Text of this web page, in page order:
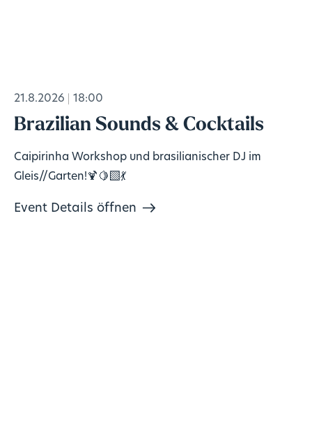
21.8.2026 18:00
Brazilian Sounds & Cocktails
Caipirinha Workshop und brasilianischer DJ im
Gleis//Garten!🍹🍋‍🟩💃
Event Details öffnen